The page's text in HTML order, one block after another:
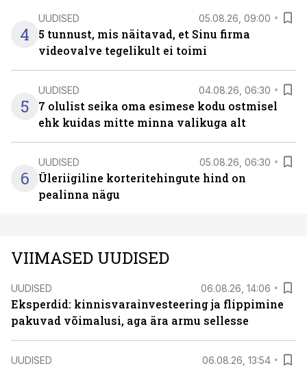
4
UUDISED 05.08.26, 09:00
5 tunnust, mis näitavad, et Sinu firma
videovalve tegelikult ei toimi
5
UUDISED 04.08.26, 06:30
7 olulist seika oma esimese kodu ostmisel
ehk kuidas mitte minna valikuga alt
6
UUDISED 05.08.26, 06:30
Üleriigiline korteritehingute hind on
pealinna nägu
VIIMASED UUDISED
UUDISED 06.08.26, 14:06
Eksperdid: kinnisvarainvesteering ja flippimine
pakuvad võimalusi, aga ära armu sellesse
UUDISED 06.08.26, 13:54